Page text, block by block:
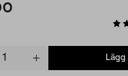
Lägg